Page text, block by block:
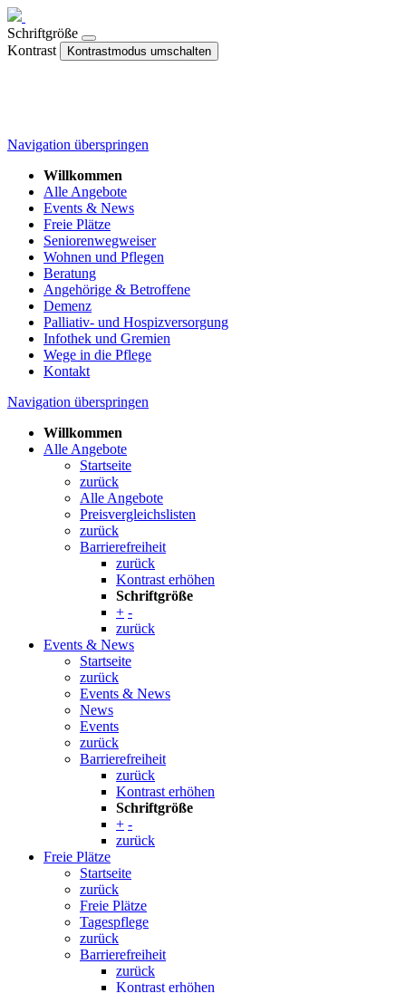
Schriftgröße
Kontrast
Kontrastmodus umschalten
Navigation überspringen
Willkommen
Alle Angebote
Events & News
Freie Plätze
Seniorenwegweiser
Wohnen und Pflegen
Beratung
Angehörige & Betroffene
Demenz
Palliativ- und Hospizversorgung
Infothek und Gremien
Wege in die Pflege
Kontakt
Navigation überspringen
Willkommen
Alle Angebote
Startseite
zurück
Alle Angebote
Preisvergleichslisten
zurück
Barrierefreiheit
zurück
Kontrast erhöhen
Schriftgröße
+ -
zurück
Events & News
Startseite
zurück
Events & News
News
Events
zurück
Barrierefreiheit
zurück
Kontrast erhöhen
Schriftgröße
+ -
zurück
Freie Plätze
Startseite
zurück
Freie Plätze
Tagespflege
zurück
Barrierefreiheit
zurück
Kontrast erhöhen